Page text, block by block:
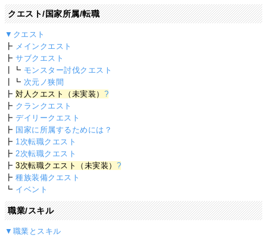
クエスト/国家所属/転職
▼クエスト
┣ メインクエスト
┣サブクエスト
┃┗ モンスター討伐クエスト
┃┗ 次元ノ狭間
┣対人クエスト（未実装） ?
┣ クランクエスト
┣デイリークエスト
┣ 国家に所属するためには？
┣ 1次転職クエスト
┣2次転職クエスト
┣3次転職クエスト（未実装） ?
┣種族装備クエスト
┗ イベント
職業/スキル
▼職業とスキル